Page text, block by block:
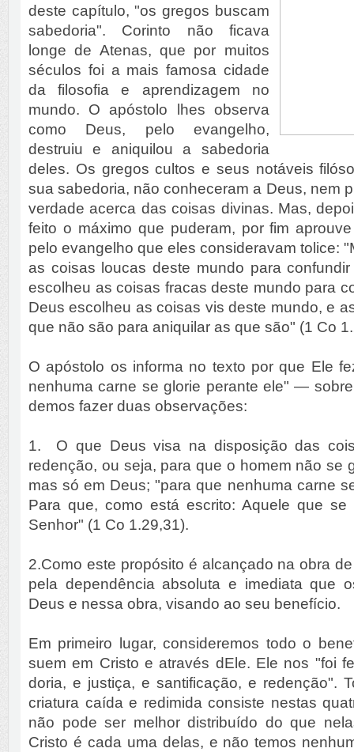
deste capítulo, "os gregos buscam
sabedoria". Corinto não ficava
longe de Atenas, que por muitos
séculos foi a mais famosa cidade
da filosofia e aprendizagem no
mundo. O apóstolo lhes observa
como Deus, pelo evangelho,
destruiu e aniquilou a sabedoria
de­les. Os gregos cultos e seus notáveis
sua sabedoria, não conheceram a Deus, nem
ver­dade acerca das coisas divinas. Mas,
feito o máximo que puderam, por fim
pelo evangelho que eles consideravam tolice:
as coisas loucas deste mundo para
esco­lheu as coisas fracas deste mundo para
Deus escolheu as coisas vis deste mundo, e
que não são para aniquilar as que são" (1 Co
O apóstolo os informa no texto por que Ele
nenhuma carne se glorie perante ele" —
demos fazer duas observações:
1. O que Deus visa na disposição das
redenção, ou seja, para que o homem não se
mas só em Deus; "para que nenhuma carne
Para que, como está escrito: Aquele que se
Senhor" (1 Co 1.29,31).
2.Como este propósito é alcançado na obra
pela dependência absoluta e imediata que
Deus e nessa obra, visando ao seu benefício.
Em primeiro lugar, consideremos todo o
suem em Cristo e através dEle. Ele nos "foi
doria, e justiça, e santificação, e redenção".
criatura caída e redimida consiste nestas
não pode ser melhor distribuído do que
Cristo é cada uma delas, e não temos